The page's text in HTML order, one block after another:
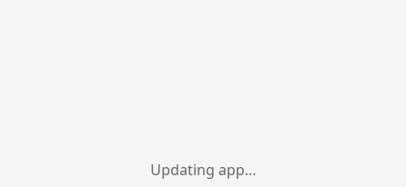
Updating app…